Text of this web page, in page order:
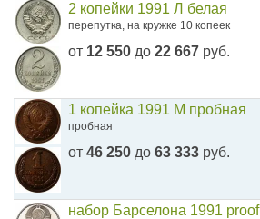
2 копейки 1991 Л белая
перепутка, на кружке 10 копеек
от 12 550 до 22 667 руб.
1 копейка 1991 М пробная
пробная
от 46 250 до 63 333 руб.
набор Барселона 1991 proof